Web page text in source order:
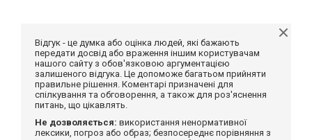
Відгук - це думка або оцінка людей, які бажають
передати досвід або враження іншим користувачам
нашого сайту з обов'язковою аргументацією
залишеного відгука. Це допоможе багатьом прийняти
правильне рішення. Коментарі призначені для
спілкування та обговорення, а також для роз'яснення
питань, що цікавлять.
Не дозволяється: використання ненормативної
лексики, погроз або образ; безпосереднє порівняння з